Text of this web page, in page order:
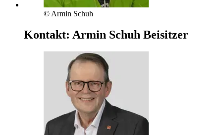
© Armin Schuh
Kontakt: Armin Schuh Beisitzer